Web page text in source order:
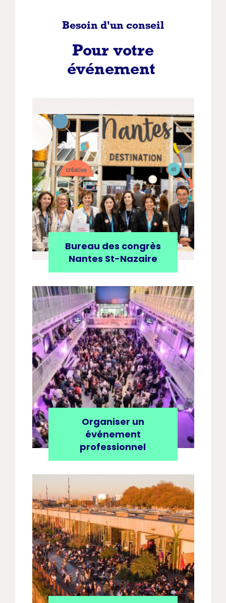
Besoin d'un conseil
Pour votre
événement
Bureau des congrès
Nantes St-Nazaire
Organiser un
événement
professionnel